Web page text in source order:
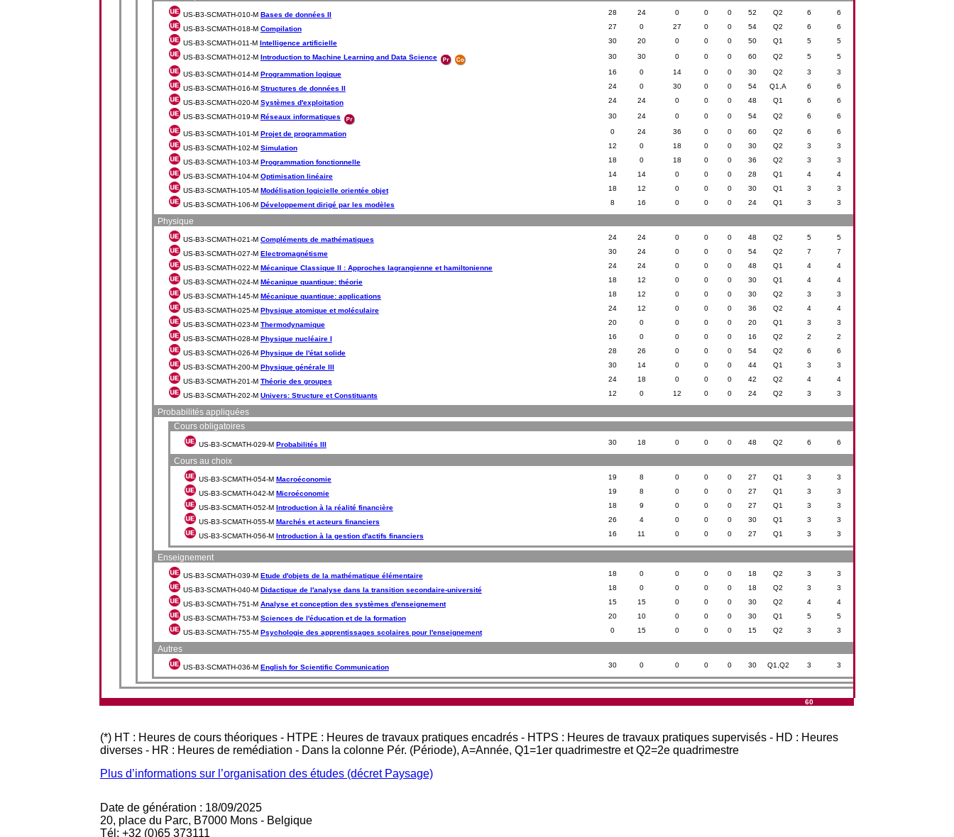
US-B3-SCMATH-010-M Bases de données II 28 24 0 0 0 52 Q2 6 6
US-B3-SCMATH-018-M Compilation 27 0 27 0 0 54 Q2 6 6
US-B3-SCMATH-011-M Intelligence artificielle 30 20 0 0 0 50 Q1 5 5
US-B3-SCMATH-012-M Introduction to Machine Learning and Data Science 30 30 0 0 0 60 Q2 5 5
US-B3-SCMATH-014-M Programmation logique 16 0 14 0 0 30 Q2 3 3
US-B3-SCMATH-016-M Structures de données II 24 0 30 0 0 54 Q1,A 6 6
US-B3-SCMATH-020-M Systèmes d'exploitation 24 24 0 0 0 48 Q1 6 6
US-B3-SCMATH-019-M Réseaux informatiques 30 24 0 0 0 54 Q2 6 6
US-B3-SCMATH-101-M Projet de programmation 0 24 36 0 0 60 Q2 6 6
US-B3-SCMATH-102-M Simulation 12 0 18 0 0 30 Q2 3 3
US-B3-SCMATH-103-M Programmation fonctionnelle 18 0 18 0 0 36 Q2 3 3
US-B3-SCMATH-104-M Optimisation linéaire 14 14 0 0 0 28 Q1 4 4
US-B3-SCMATH-105-M Modélisation logicielle orientée objet 18 12 0 0 0 30 Q1 3 3
US-B3-SCMATH-106-M Développement dirigé par les modèles 8 16 0 0 0 24 Q1 3 3
Physique
US-B3-SCMATH-021-M Compléments de mathématiques 24 24 0 0 0 48 Q2 5 5
US-B3-SCMATH-027-M Electromagnétisme 30 24 0 0 0 54 Q2 7 7
US-B3-SCMATH-022-M Mécanique Classique II : Approches lagrangienne et hamiltonienne 24 24 0 0 0 48 Q1 4 4
US-B3-SCMATH-024-M Mécanique quantique: théorie 18 12 0 0 0 30 Q1 4 4
US-B3-SCMATH-145-M Mécanique quantique: applications 18 12 0 0 0 30 Q2 3 3
US-B3-SCMATH-025-M Physique atomique et moléculaire 24 12 0 0 0 36 Q2 4 4
US-B3-SCMATH-023-M Thermodynamique 20 0 0 0 0 20 Q1 3 3
US-B3-SCMATH-028-M Physique nucléaire I 16 0 0 0 0 16 Q2 2 2
US-B3-SCMATH-026-M Physique de l'état solide 28 26 0 0 0 54 Q2 6 6
US-B3-SCMATH-200-M Physique générale III 30 14 0 0 0 44 Q1 3 3
US-B3-SCMATH-201-M Théorie des groupes 24 18 0 0 0 42 Q2 4 4
US-B3-SCMATH-202-M Univers: Structure et Constituants 12 0 12 0 0 24 Q2 3 3
Probabilités appliquées
Cours obligatoires
US-B3-SCMATH-029-M Probabilités III 30 18 0 0 0 48 Q2 6 6
Cours au choix
US-B3-SCMATH-054-M Macroéconomie 19 8 0 0 0 27 Q1 3 3
US-B3-SCMATH-042-M Microéconomie 19 8 0 0 0 27 Q1 3 3
US-B3-SCMATH-052-M Introduction à la réalité financière 18 9 0 0 0 27 Q1 3 3
US-B3-SCMATH-055-M Marchés et acteurs financiers 26 4 0 0 0 30 Q1 3 3
US-B3-SCMATH-056-M Introduction à la gestion d'actifs financiers 16 11 0 0 0 27 Q1 3 3
Enseignement
US-B3-SCMATH-039-M Etude d'objets de la mathématique élémentaire 18 0 0 0 0 18 Q2 3 3
US-B3-SCMATH-040-M Didactique de l'analyse dans la transition secondaire-université 18 0 0 0 0 18 Q2 3 3
US-B3-SCMATH-751-M Analyse et conception des systèmes d'enseignement 15 15 0 0 0 30 Q2 4 4
US-B3-SCMATH-753-M Sciences de l'éducation et de la formation 20 10 0 0 0 30 Q1 5 5
US-B3-SCMATH-755-M Psychologie des apprentissages scolaires pour l'enseignement 0 15 0 0 0 15 Q2 3 3
Autres
US-B3-SCMATH-036-M English for Scientific Communication 30 0 0 0 0 30 Q1,Q2 3 3
60
(*) HT : Heures de cours théoriques - HTPE : Heures de travaux pratiques encadrés - HTPS : Heures de travaux pratiques supervisés - HD : Heures
diverses - HR : Heures de remédiation - Dans la colonne Pér. (Période), A=Année, Q1=1er quadrimestre et Q2=2e quadrimestre
Plus d’informations sur l’organisation des études (décret Paysage)
Date de génération : 18/09/2025
20, place du Parc, B7000 Mons - Belgique
Tél: +32 (0)65 373111